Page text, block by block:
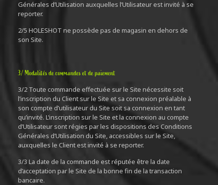
Générales d’Utilisation auxquelles l’Utilisateur est invité à se
reporter.
2/5 HOLESHOT ne possède pas de magasin en dehors de
son Site.
3/ Modalités de commandes et de paiement
3/2 Toute commande effectuée sur le Site nécessite soit
l’inscription du Client sur le Site et sa connexion préalable à
son compte d’utilisateur du Site soit sa connexion en tant
qu’invité. L’inscription sur le Site et la connexion au compte
d’Utilisateur sont régies par les dispositions des Conditions
Générales d’Utilisation du Site, accessibles sur le Site,
auxquelles le Client est invité à se reporter.
3/3 La date de la commande est réputée être la date
d’acceptation par le Site de la bonne fin de la transaction
bancaire.